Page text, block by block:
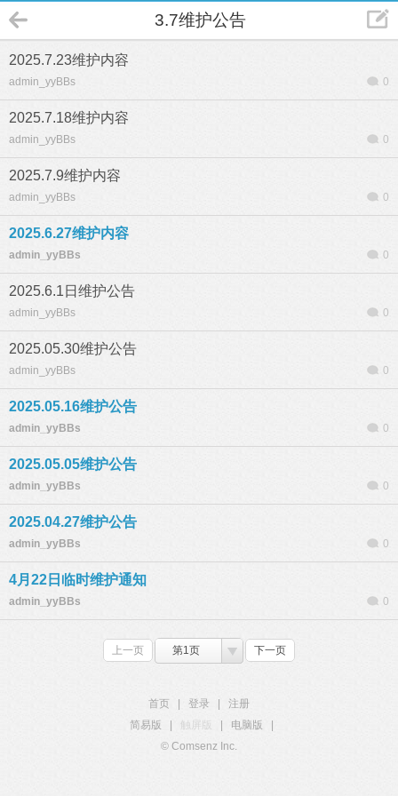
3.7维护公告
2025.7.23维护内容
admin_yyBBs 0
2025.7.18维护内容
admin_yyBBs 0
2025.7.9维护内容
admin_yyBBs 0
2025.6.27维护内容
admin_yyBBs 0
2025.6.1日维护公告
admin_yyBBs 0
2025.05.30维护公告
admin_yyBBs 0
2025.05.16维护公告
admin_yyBBs 0
2025.05.05维护公告
admin_yyBBs 0
2025.04.27维护公告
admin_yyBBs 0
4月22日临时维护通知
admin_yyBBs 0
上一页 第1页 下一页
首页 登录
注册
简易版
触屏版 电脑版
© Comsenz Inc.